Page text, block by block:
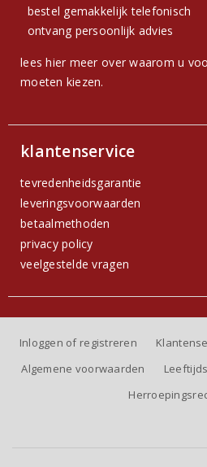
bestel gemakkelijk telefonisch
ontvang persoonlijk advies
lees hier meer over waarom u
moeten kiezen.
klantenservice
tevredenheidsgarantie
leveringsvoorwaarden
betaalmethoden
privacy policy
veelgestelde vragen
Inloggen of registreren
Algemene voorwaarden